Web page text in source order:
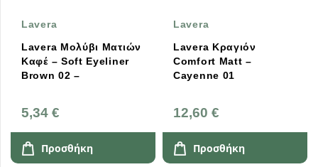
Lavera
Lavera Μολύβι Ματιών
Καφέ – Soft Eyeliner
Brown 02 –
5,34 €
Προσθήκη
Lavera
Lavera Κραγιόν
Comfort Matt –
Cayenne 01
12,60 €
Προσθήκη